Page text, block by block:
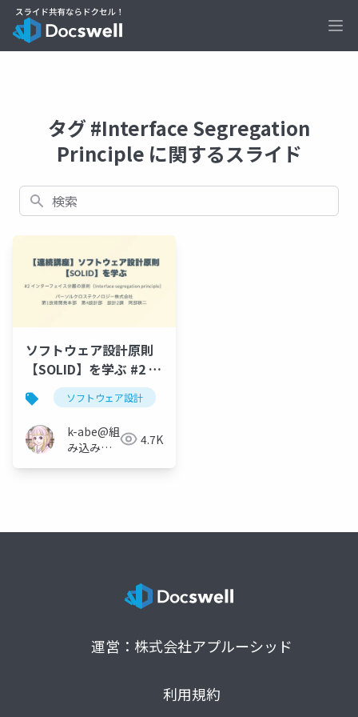
タグ #Interface Segregation
Principle に関するスライド
検索
ソフトウェア設計原則
【SOLID】を学ぶ #2 イ
ンターフェイス分離の
原則
ソフトウェア設計
k-abe@組
み込みソ
4.7K
運営：株式会社アプルーシッド
利用規約